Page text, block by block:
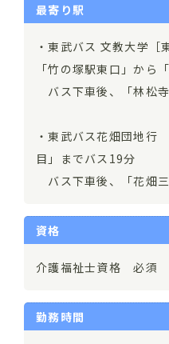
最寄り駅
・東武バス 文教大学
「竹の塚駅東口」から
バス下車後、「林松
・東武バス花畑団地行
目」までバス19分
バス下車後、「花畑
資格
介護福祉士資格 必須
勤務時間